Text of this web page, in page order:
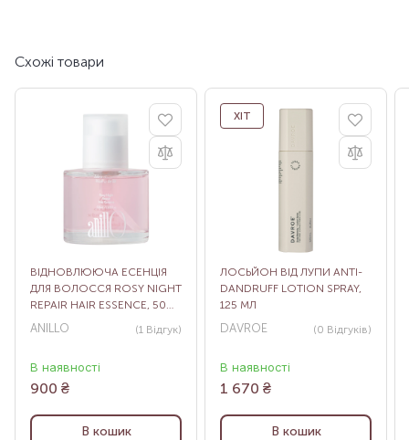
Схожі товари
ВІДНОВЛЮЮЧА ЕСЕНЦІЯ
ДЛЯ ВОЛОССЯ ROSY NIGHT
REPAIR HAIR ESSENCE, 50
МЛ
ANILLO (1 Відгук)
В наявності
900 ₴
В кошик
ХІТ
ЛОСЬЙОН ВІД ЛУПИ ANTI-
DANDRUFF LOTION SPRAY,
125 МЛ
DAVROE (0 Відгуків)
В наявності
1 670 ₴
В кошик